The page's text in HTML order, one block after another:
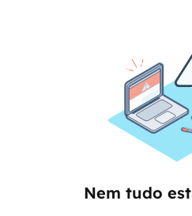
Nem tudo